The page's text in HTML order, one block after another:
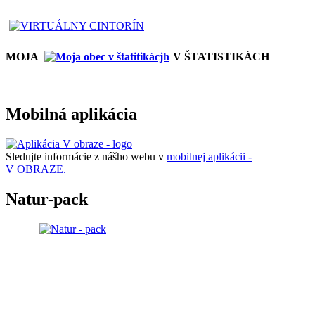
MOJA V ŠTATISTIKÁCH
Mobilná aplikácia
Sledujte informácie z nášho webu v mobilnej aplikácii -
V OBRAZE.
Natur-pack